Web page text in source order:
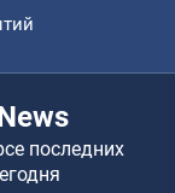
последних